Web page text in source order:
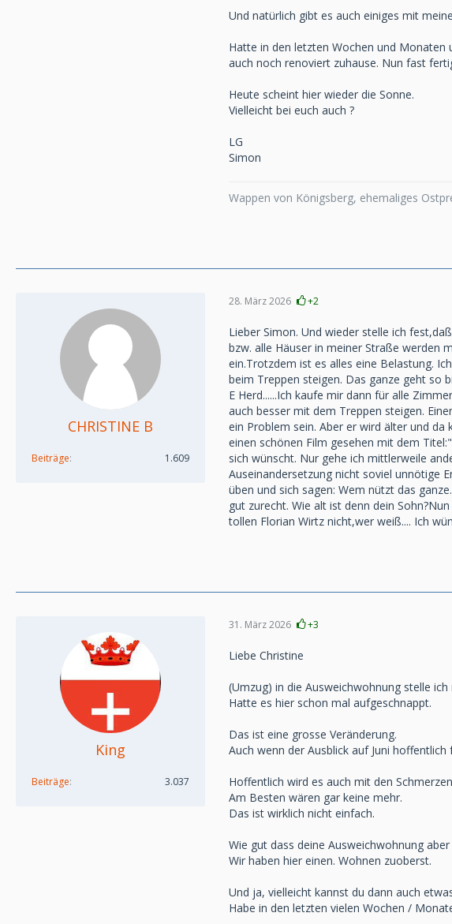
Und natürlich gibt es auch einiges mit
Hatte in den letzten Wochen und Monaten
auch noch renoviert zuhause. Nun fast
Heute scheint hier wieder die Sonne.
Vielleicht bei euch auch ?
LG
Simon
Wappen von Königsberg, ehemaliges
CHRISTINE B
Beiträge 1.609
28. März 2026 +2
Lieber Simon. Und wieder stelle ich
bzw. alle Häuser in meiner Straße werden
ein.Trotzdem ist es alles eine Belastung.
beim Treppen steigen. Das ganze geht so
E Herd......Ich kaufe mir dann für alle
auch besser mit dem Treppen steigen.
ein Problem sein. Aber er wird älter und da
einen schönen Film gesehen mit dem
sich wünscht. Nur gehe ich mittlerweile
Auseinandersetzung nicht soviel unnötige
üben und sich sagen: Wem nützt das
gut zurecht. Wie alt ist denn dein
tollen Florian Wirtz nicht,wer weiß.... Ich
King
Beiträge 3.037
31. März 2026 +3
Liebe Christine
(Umzug) in die Ausweichwohnung stelle
Hatte es hier schon mal aufgeschnappt.
Das ist eine grosse Veränderung.
Auch wenn der Ausblick auf Juni
Hoffentlich wird es auch mit den
Am Besten wären gar keine mehr.
Das ist wirklich nicht einfach.
Wie gut dass deine Ausweichwohnung
Wir haben hier einen. Wohnen zuoberst.
Und ja, vielleicht kannst du dann auch
Habe in den letzten vielen Wochen /